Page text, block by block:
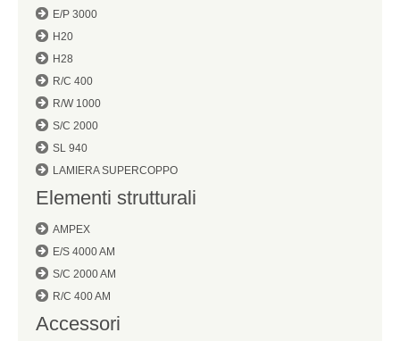
E/P 3000
H20
H28
R/C 400
R/W 1000
S/C 2000
SL 940
LAMIERA SUPERCOPPO
Elementi strutturali
AMPEX
E/S 4000 AM
S/C 2000 AM
R/C 400 AM
Accessori